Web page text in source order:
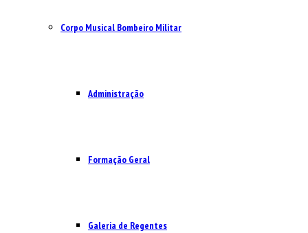
Corpo Musical Bombeiro Militar
Administração
Formação Geral
Galeria de Regentes